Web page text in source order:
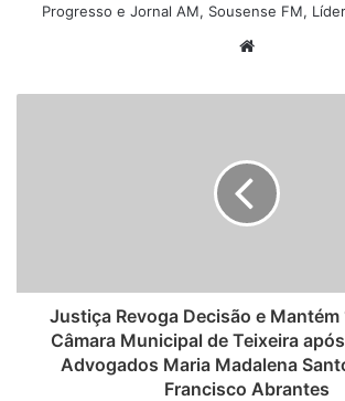
Progresso e Jornal AM, Sousense FM,
b
Justiça Revoga Decisão e Mantém
Câmara Municipal de Teixeira
Advogados Maria Madalena
Francisco Abrantes